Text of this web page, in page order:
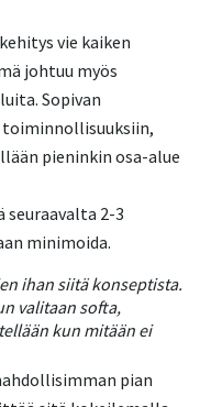
vie kaiken
johtuu myös
Sopivan
pieninkin osa-alue
2-3
minimoida.
ihan siitä konseptista.
valitaan softa,
kun mitään ei
pian